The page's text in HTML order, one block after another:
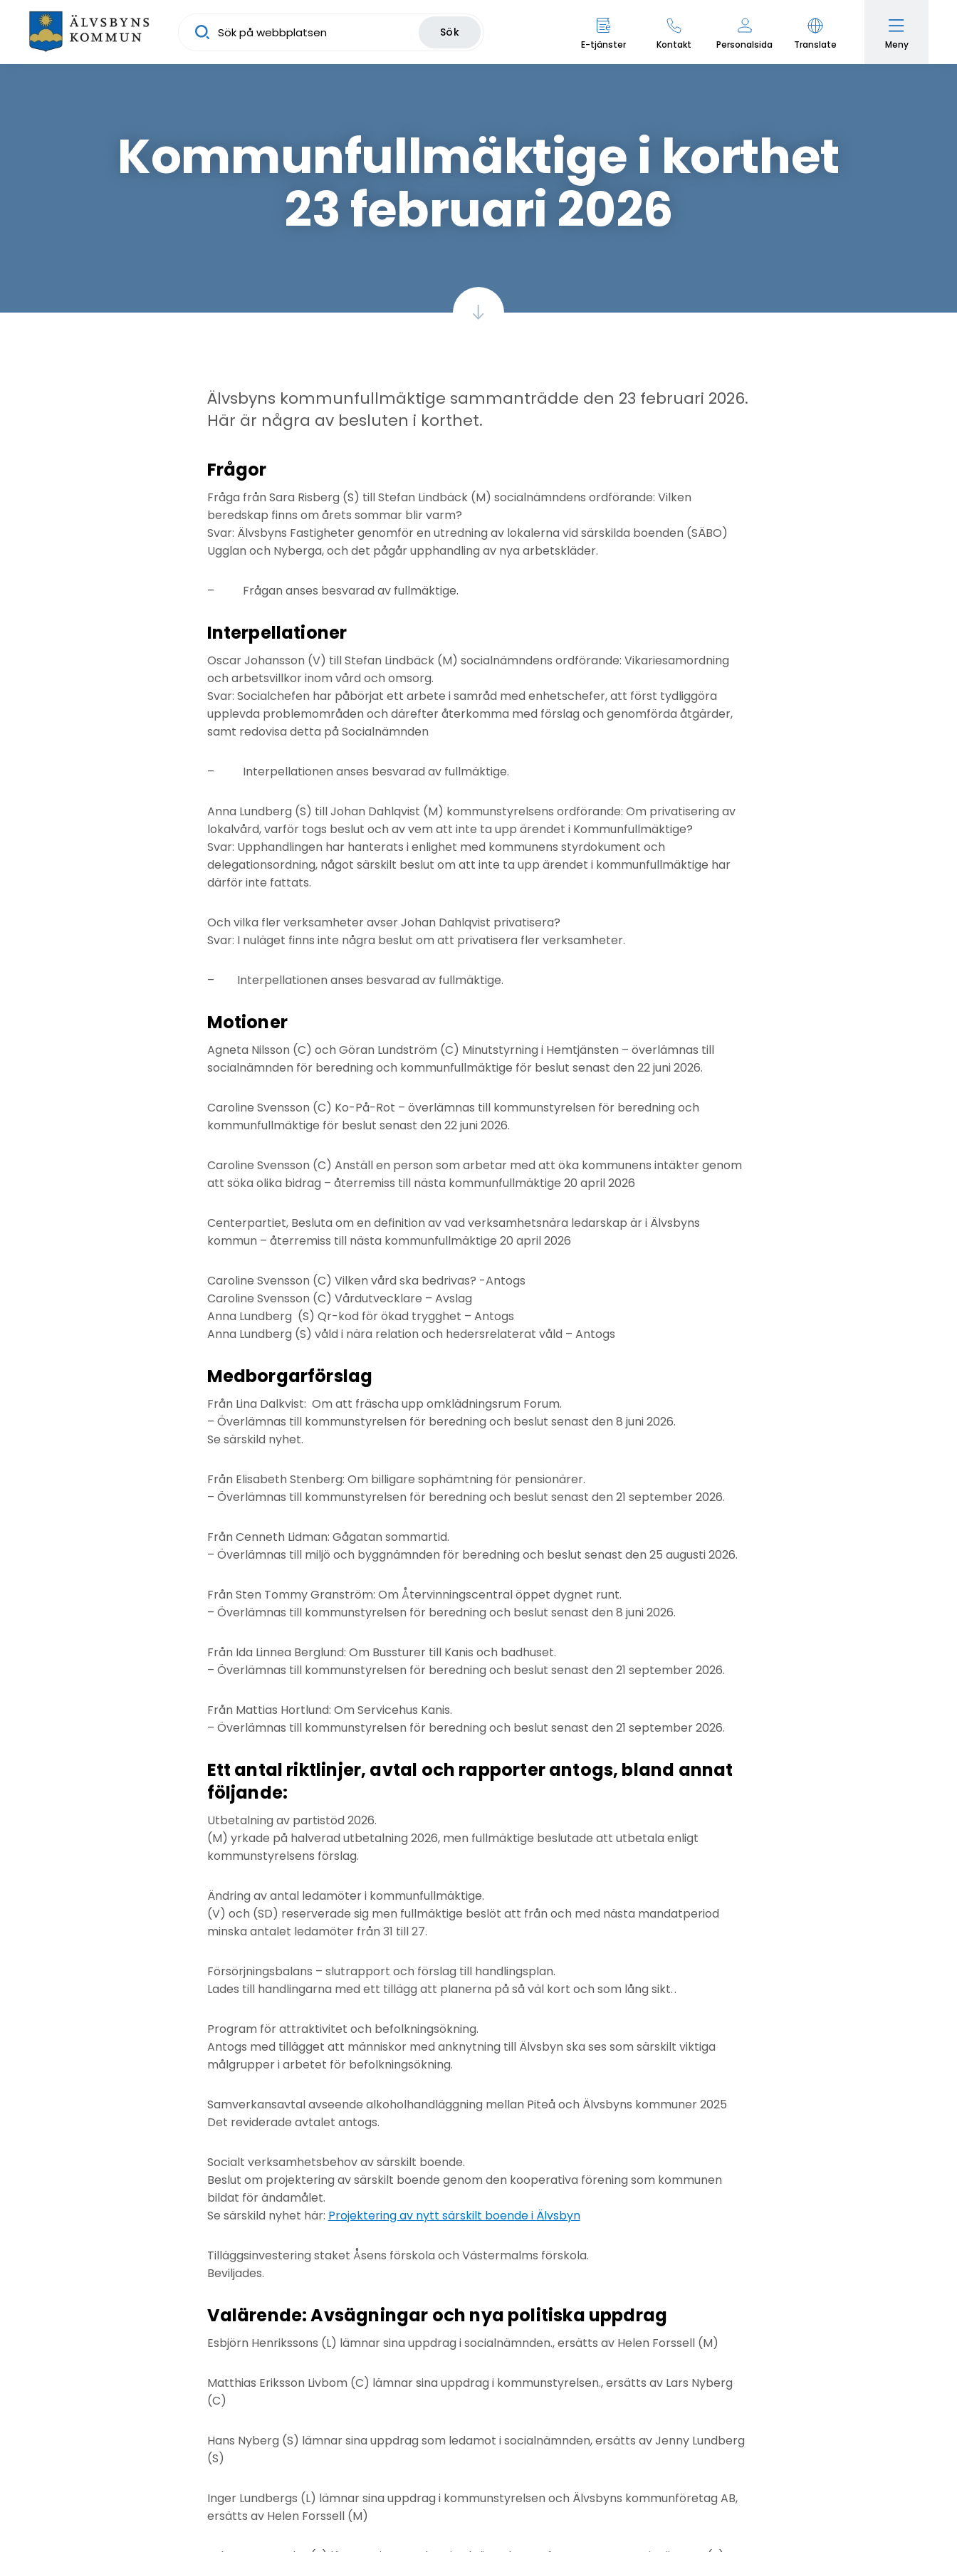
Sök
E-tjänster Kontakt Personalsida Translate Meny
Kommunfullmäktige i korthet
23 februari 2026
Älvsbyns kommunfullmäktige sammanträdde den 23 februari 2026.
Här är några av besluten i korthet.
Frågor
Fråga från Sara Risberg (S) till Stefan Lindbäck (M) socialnämndens ordförande: Vilken
beredskap finns om årets sommar blir varm?
Svar: Älvsbyns Fastigheter genomför en utredning av lokalerna vid särskilda boenden (SÄBO)
Ugglan och Nyberga, och det pågår upphandling av nya arbetskläder.
– Frågan anses besvarad av fullmäktige.
Interpellationer
Oscar Johansson (V) till Stefan Lindbäck (M) socialnämndens ordförande: Vikariesamordning
och arbetsvillkor inom vård och omsorg.
Svar: Socialchefen har påbörjat ett arbete i samråd med enhetschefer, att först tydliggöra
upplevda problemområden och därefter återkomma med förslag och genomförda åtgärder,
samt redovisa detta på Socialnämnden
– Interpellationen anses besvarad av fullmäktige.
Anna Lundberg (S) till Johan Dahlqvist (M) kommunstyrelsens ordförande: Om privatisering av
lokalvård, varför togs beslut och av vem att inte ta upp ärendet i Kommunfullmäktige?
Svar: Upphandlingen har hanterats i enlighet med kommunens styrdokument och
delegationsordning, något särskilt beslut om att inte ta upp ärendet i kommunfullmäktige har
därför inte fattats.
Och vilka fler verksamheter avser Johan Dahlqvist privatisera?
Svar: I nuläget finns inte några beslut om att privatisera fler verksamheter.
– Interpellationen anses besvarad av fullmäktige.
Motioner
Agneta Nilsson (C) och Göran Lundström (C) Minutstyrning i Hemtjänsten – överlämnas till
socialnämnden för beredning och kommunfullmäktige för beslut senast den 22 juni 2026.
Caroline Svensson (C) Ko-På-Rot – överlämnas till kommunstyrelsen för beredning och
kommunfullmäktige för beslut senast den 22 juni 2026.
Caroline Svensson (C) Anställ en person som arbetar med att öka kommunens intäkter genom
att söka olika bidrag – återremiss till nästa kommunfullmäktige 20 april 2026
Centerpartiet, Besluta om en definition av vad verksamhetsnära ledarskap är i Älvsbyns
kommun – återremiss till nästa kommunfullmäktige 20 april 2026
Caroline Svensson (C) Vilken vård ska bedrivas? -Antogs
Caroline Svensson (C) Vårdutvecklare – Avslag
Anna Lundberg (S) Qr-kod för ökad trygghet – Antogs
Anna Lundberg (S) våld i nära relation och hedersrelaterat våld – Antogs
Medborgarförslag
Från Lina Dalkvist: Om att fräscha upp omklädningsrum Forum.
– Överlämnas till kommunstyrelsen för beredning och beslut senast den 8 juni 2026.
Se särskild nyhet.
Från Elisabeth Stenberg: Om billigare sophämtning för pensionärer.
– Överlämnas till kommunstyrelsen för beredning och beslut senast den 21 september 2026.
Från Cenneth Lidman: Gågatan sommartid.
– Överlämnas till miljö och byggnämnden för beredning och beslut senast den 25 augusti 2026.
Från Sten Tommy Granström: Om Återvinningscentral öppet dygnet runt.
– Överlämnas till kommunstyrelsen för beredning och beslut senast den 8 juni 2026.
Från Ida Linnea Berglund: Om Bussturer till Kanis och badhuset.
– Överlämnas till kommunstyrelsen för beredning och beslut senast den 21 september 2026.
Från Mattias Hortlund: Om Servicehus Kanis.
– Överlämnas till kommunstyrelsen för beredning och beslut senast den 21 september 2026.
Ett antal riktlinjer, avtal och rapporter antogs, bland annat
följande:
Utbetalning av partistöd 2026.
(M) yrkade på halverad utbetalning 2026, men fullmäktige beslutade att utbetala enligt
kommunstyrelsens förslag.
Ändring av antal ledamöter i kommunfullmäktige.
(V) och (SD) reserverade sig men fullmäktige beslöt att från och med nästa mandatperiod
minska antalet ledamöter från 31 till 27.
Försörjningsbalans – slutrapport och förslag till handlingsplan.
Lades till handlingarna med ett tillägg att planerna på så väl kort och som lång sikt. .
Program för attraktivitet och befolkningsökning.
Antogs med tillägget att människor med anknytning till Älvsbyn ska ses som särskilt viktiga
målgrupper i arbetet för befolkningsökning.
Samverkansavtal avseende alkoholhandläggning mellan Piteå och Älvsbyns kommuner 2025
Det reviderade avtalet antogs.
Socialt verksamhetsbehov av särskilt boende.
Beslut om projektering av särskilt boende genom den kooperativa förening som kommunen
bildat för ändamålet.
Se särskild nyhet här: Projektering av nytt särskilt boende i Älvsbyn
Tilläggsinvestering staket Åsens förskola och Västermalms förskola.
Beviljades.
Valärende: Avsägningar och nya politiska uppdrag
Esbjörn Henrikssons (L) lämnar sina uppdrag i socialnämnden., ersätts av Helen Forssell (M)
Matthias Eriksson Livbom (C) lämnar sina uppdrag i kommunstyrelsen., ersätts av Lars Nyberg
(C)
Hans Nyberg (S) lämnar sina uppdrag som ledamot i socialnämnden, ersätts av Jenny Lundberg
(S)
Inger Lundbergs (L) lämnar sina uppdrag i kommunstyrelsen och Älvsbyns kommunföretag AB,
ersätts av Helen Forssell (M)